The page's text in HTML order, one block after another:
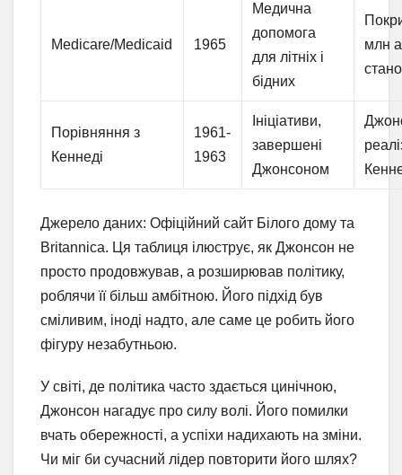
Medicare/Medicaid 1965
Медична
допомога
для літніх і
бідних
млн
Порівняння з
Кеннеді
1961-
1963
Ініціативи,
завершені
Джонсоном
Джерело даних: Офіційний сайт Білого дому та
Britannica. Ця таблиця ілюструє, як Джонсон не
просто продовжував, а розширював політику,
роблячи її більш амбітною. Його підхід був
сміливим, іноді надто, але саме це робить його
фігуру незабутньою.
У світі, де політика часто здається цинічною,
Джонсон нагадує про силу волі. Його помилки
вчать обережності, а успіхи надихають на зміни.
Чи міг би сучасний лідер повторити його шлях?